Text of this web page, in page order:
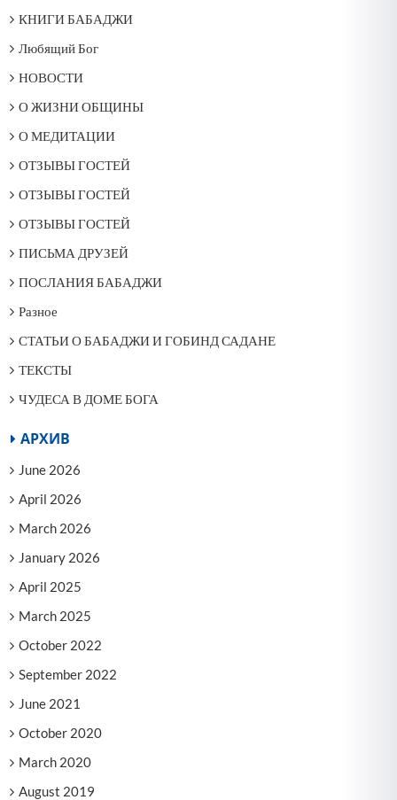
КНИГИ БАБАДЖИ
Любящий Бог
НОВОСТИ
О ЖИЗНИ ОБЩИНЫ
О МЕДИТАЦИИ
ОТЗЫВЫ ГОСТЕЙ
ОТЗЫВЫ ГОСТЕЙ
ОТЗЫВЫ ГОСТЕЙ
ПИСЬМА ДРУЗЕЙ
ПОСЛАНИЯ БАБАДЖИ
Разное
СТАТЬИ О БАБАДЖИ И ГОБИНД САДАНЕ
ТЕКСТЫ
ЧУДЕСА В ДОМЕ БОГА
АРХИВ
June 2026
April 2026
March 2026
January 2026
April 2025
March 2025
October 2022
September 2022
June 2021
October 2020
March 2020
August 2019